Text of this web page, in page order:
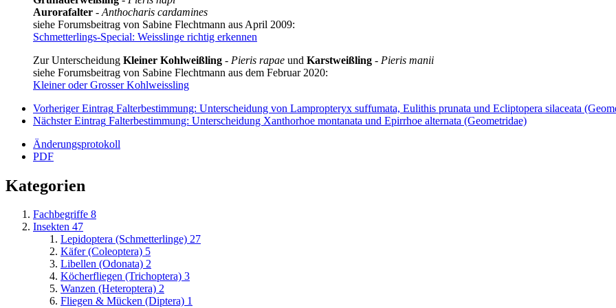
Aurorafalter - Anthocharis cardamines
siehe Forumsbeitrag von Sabine Flechtmann aus April 2009:
Schmetterlings-Special: Weisslinge richtig erkennen
Zur Unterscheidung Kleiner Kohlweißling - Pieris rapae und Karstweißling - Pieris manii
siehe Forumsbeitrag von Sabine Flechtmann aus dem Februar 2020:
Kleiner oder Grosser Kohlweissling
Vorheriger Eintrag Falterbestimmung: Unterscheidung von Lampropteryx suffumata, Eulithis prunata und Ecliptopera silaceata
Nächster Eintrag Falterbestimmung: Unterscheidung Xanthorhoe montanata und Epirrhoe alternata (Geometridae)
Änderungsprotokoll
PDF
Kategorien
Fachbegriffe 8
Insekten 47
Lepidoptera (Schmetterlinge) 27
Käfer (Coleoptera) 5
Libellen (Odonata) 2
Köcherfliegen (Trichoptera) 3
Wanzen (Heteroptera) 2
Fliegen & Mücken (Diptera) 1